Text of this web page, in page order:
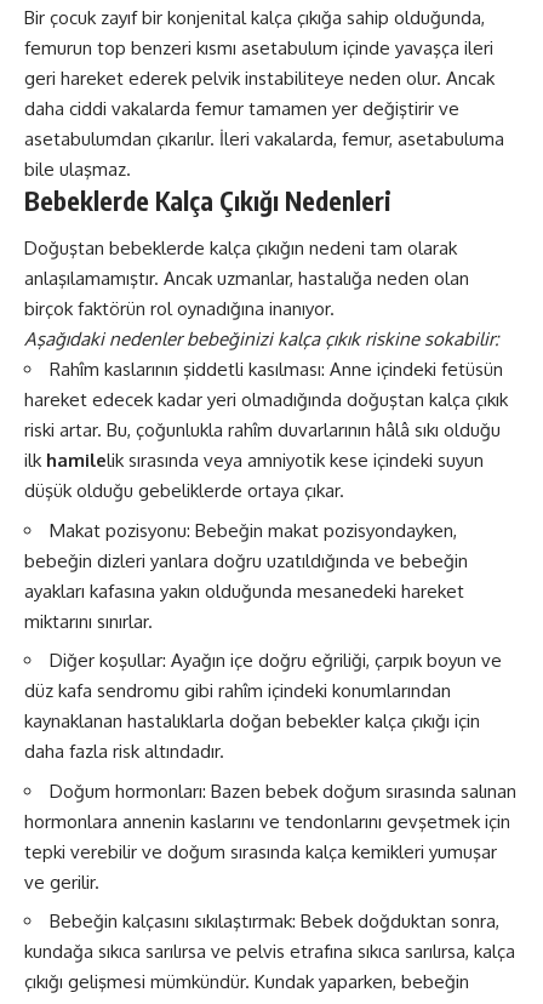
Bir çocuk zayıf bir konjenital kalça çıkığa sahip olduğunda,
femurun top benzeri kısmı asetabulum içinde yavaşça ileri
geri hareket ederek pelvik instabiliteye neden olur. Ancak
daha ciddi vakalarda femur tamamen yer değiştirir ve
asetabulumdan çıkarılır. İleri vakalarda, femur, asetabuluma
bile ulaşmaz.
Bebeklerde Kalça Çıkığı Nedenleri
Doğuştan bebeklerde kalça çıkığın nedeni tam olarak
anlaşılamamıştır. Ancak uzmanlar, hastalığa neden olan
birçok faktörün rol oynadığına inanıyor.
Aşağıdaki nedenler bebeğinizi kalça çıkık riskine sokabilir:
Rahîm kaslarının şiddetli kasılması: Anne içindeki fetüsün
hareket edecek kadar yeri olmadığında doğuştan kalça çıkık
riski artar. Bu, çoğunlukla rahîm duvarlarının hâlâ sıkı olduğu
ilk hamilelik sırasında veya amniyotik kese içindeki suyun
düşük olduğu gebeliklerde ortaya çıkar.
Makat pozisyonu: Bebeğin makat pozisyondayken,
bebeğin dizleri yanlara doğru uzatıldığında ve bebeğin
ayakları kafasına yakın olduğunda mesanedeki hareket
miktarını sınırlar.
Diğer koşullar: Ayağın içe doğru eğriliği, çarpık boyun ve
düz kafa sendromu gibi rahîm içindeki konumlarından
kaynaklanan hastalıklarla doğan bebekler kalça çıkığı için
daha fazla risk altındadır.
Doğum hormonları: Bazen bebek doğum sırasında salınan
hormonlara annenin kaslarını ve tendonlarını gevşetmek için
tepki verebilir ve doğum sırasında kalça kemikleri yumuşar
ve gerilir.
Bebeğin kalçasını sıkılaştırmak: Bebek doğduktan sonra,
kundağa sıkıca sarılırsa ve pelvis etrafına sıkıca sarılırsa, kalça
çıkığı gelişmesi mümkündür. Kundak yaparken, bebeğin